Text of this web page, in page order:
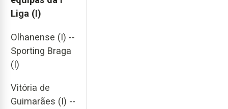
Liga (I)
Olhanense (I) --
Sporting Braga
(I)
Vitória de
Guimarães (I) --